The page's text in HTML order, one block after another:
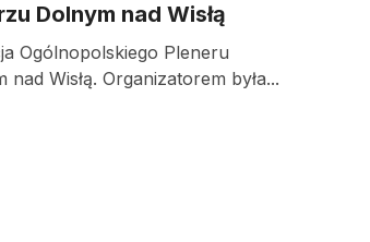
Dolnym nad Wisłą
Ogólnopolskiego Pleneru
Wisłą. Organizatorem była...